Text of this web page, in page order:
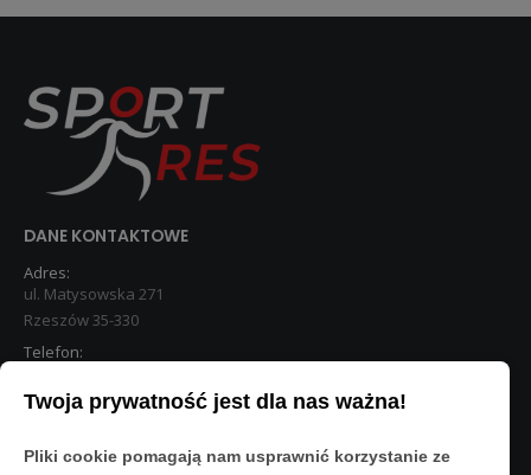
DANE KONTAKTOWE
Adres:
ul. Matysowska 271
Rzeszów 35-330
Telefon:
STREFA KLIENTA
Moje konto
Twoja prywatność jest dla nas ważna!
Pliki cookie pomagają nam usprawnić korzystanie ze